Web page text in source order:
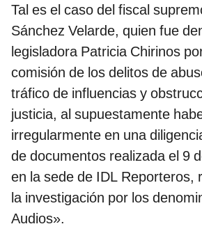
Tal es el caso del fiscal
Sánchez Velarde, quien fue
legisladora Patricia Chirinos
comisión de los delitos de
tráfico de influencias y
justicia, al supuestamente
irregularmente en una
de documentos realizada el 9
en la sede de IDL Reporteros,
la investigación por los
Audios».